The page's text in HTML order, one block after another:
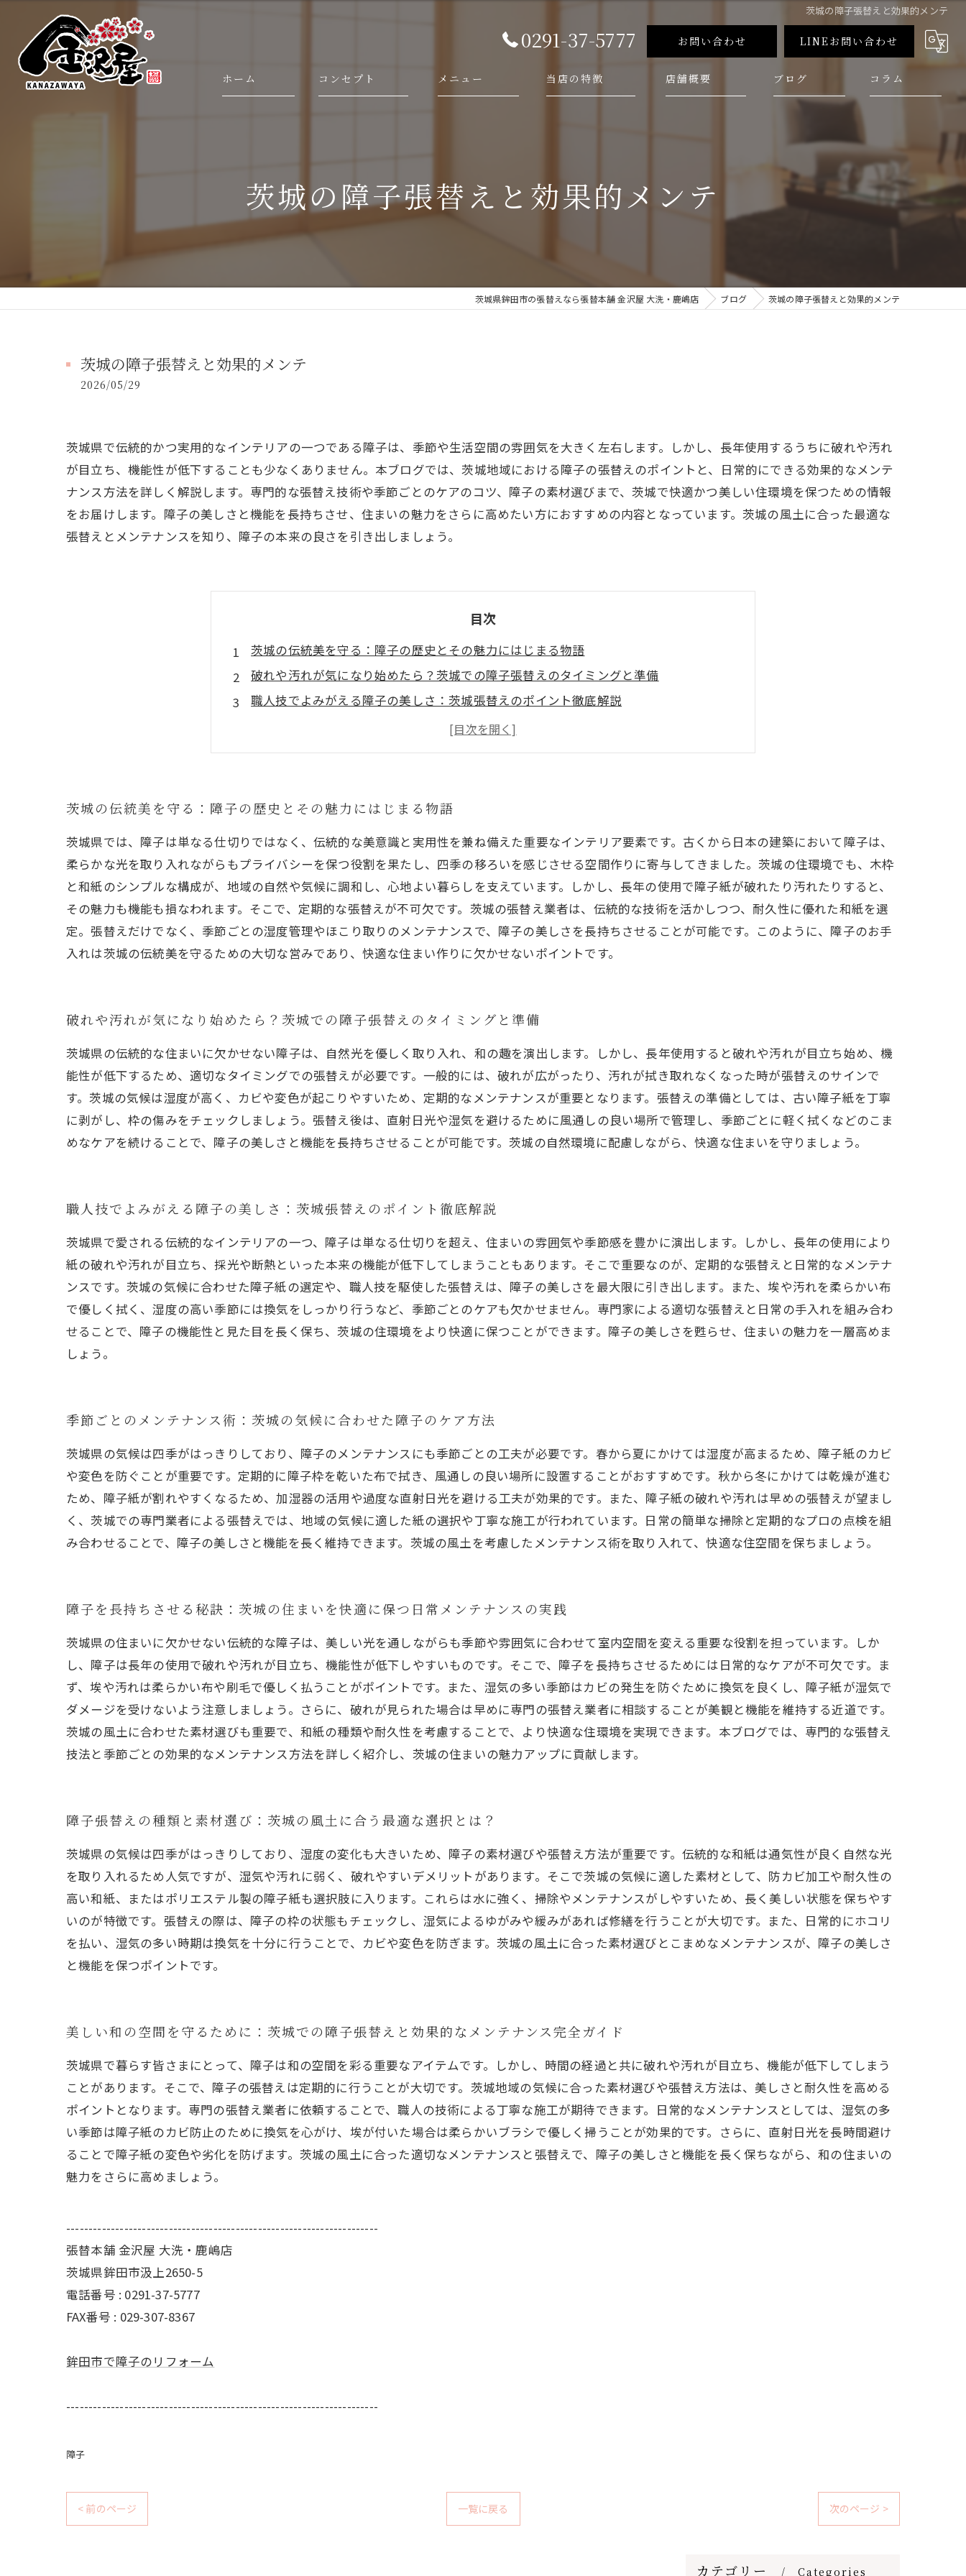
茨城の障子張替えと効果的メンテ
0291-37-5777 お問い合わせ LINEお問い合わせ
ホーム コンセプト メニュー 当店の特徴
畳
店舗概要 ブログ コラム
茨城の障子張替えと効果的メンテ
茨城県鉾田市の張替えなら張替本舗 金沢屋 大洗・鹿嶋店 ブログ 茨城の障子張替えと効果的メンテ
茨城の障子張替えと効果的メンテ
2026/05/29
茨城県で伝統的かつ実用的なインテリアの一つである障子は、季節や生活空間の雰囲気を大きく左右します。しかし、長年使用するうちに破れや汚れ
が目立ち、機能性が低下することも少なくありません。本ブログでは、茨城地域における障子の張替えのポイントと、日常的にできる効果的なメンテ
ナンス方法を詳しく解説します。専門的な張替え技術や季節ごとのケアのコツ、障子の素材選びまで、茨城で快適かつ美しい住環境を保つための情報
をお届けします。障子の美しさと機能を長持ちさせ、住まいの魅力をさらに高めたい方におすすめの内容となっています。茨城の風土に合った最適な
張替えとメンテナンスを知り、障子の本来の良さを引き出しましょう。
目次
茨城の伝統美を守る：障子の歴史とその魅力にはじまる物語
破れや汚れが気になり始めたら？茨城での障子張替えのタイミングと準備
職人技でよみがえる障子の美しさ：茨城張替えのポイント徹底解説
季節ごとのメンテナンス術：茨城の気候に合わせた障子のケア方法
障子を長持ちさせる秘訣：茨城の住まいを快適に保つ日常メンテナンスの実践
美しい和の空間を守るために：茨城での障子張替えと効果的なメンテナンス完全ガイド
茨城の伝統美を守る：障子の歴史とその魅力にはじまる物語
茨城県では、障子は単なる仕切りではなく、伝統的な美意識と実用性を兼ね備えた重要なインテリア要素です。古くから日本の建築において障子は、
柔らかな光を取り入れながらもプライバシーを保つ役割を果たし、四季の移ろいを感じさせる空間作りに寄与してきました。茨城の住環境でも、木枠
と和紙のシンプルな構成が、地域の自然や気候に調和し、心地よい暮らしを支えています。しかし、長年の使用で障子紙が破れたり汚れたりすると、
その魅力も機能も損なわれます。そこで、定期的な張替えが不可欠です。茨城の張替え業者は、伝統的な技術を活かしつつ、耐久性に優れた和紙を選
定。張替えだけでなく、季節ごとの湿度管理やほこり取りのメンテナンスで、障子の美しさを長持ちさせることが可能です。このように、障子のお手
入れは茨城の伝統美を守るための大切な営みであり、快適な住まい作りに欠かせないポイントです。
破れや汚れが気になり始めたら？茨城での障子張替えのタイミングと準備
茨城県の伝統的な住まいに欠かせない障子は、自然光を優しく取り入れ、和の趣を演出します。しかし、長年使用すると破れや汚れが目立ち始め、機
能性が低下するため、適切なタイミングでの張替えが必要です。一般的には、破れが広がったり、汚れが拭き取れなくなった時が張替えのサインで
す。茨城の気候は湿度が高く、カビや変色が起こりやすいため、定期的なメンテナンスが重要となります。張替えの準備としては、古い障子紙を丁寧
に剥がし、枠の傷みをチェックしましょう。張替え後は、直射日光や湿気を避けるために風通しの良い場所で管理し、季節ごとに軽く拭くなどのこま
めなケアを続けることで、障子の美しさと機能を長持ちさせることが可能です。茨城の自然環境に配慮しながら、快適な住まいを守りましょう。
職人技でよみがえる障子の美しさ：茨城張替えのポイント徹底解説
茨城県で愛される伝統的なインテリアの一つ、障子は単なる仕切りを超え、住まいの雰囲気や季節感を豊かに演出します。しかし、長年の使用により
紙の破れや汚れが目立ち、採光や断熱といった本来の機能が低下してしまうこともあります。そこで重要なのが、定期的な張替えと日常的なメンテナ
ンスです。茨城の気候に合わせた障子紙の選定や、職人技を駆使した張替えは、障子の美しさを最大限に引き出します。また、埃や汚れを柔らかい布
で優しく拭く、湿度の高い季節には換気をしっかり行うなど、季節ごとのケアも欠かせません。専門家による適切な張替えと日常の手入れを組み合わ
せることで、障子の機能性と見た目を長く保ち、茨城の住環境をより快適に保つことができます。障子の美しさを甦らせ、住まいの魅力を一層高めま
しょう。
季節ごとのメンテナンス術：茨城の気候に合わせた障子のケア方法
茨城県の気候は四季がはっきりしており、障子のメンテナンスにも季節ごとの工夫が必要です。春から夏にかけては湿度が高まるため、障子紙のカビ
や変色を防ぐことが重要です。定期的に障子枠を乾いた布で拭き、風通しの良い場所に設置することがおすすめです。秋から冬にかけては乾燥が進む
ため、障子紙が割れやすくなるため、加湿器の活用や過度な直射日光を避ける工夫が効果的です。また、障子紙の破れや汚れは早めの張替えが望まし
く、茨城での専門業者による張替えでは、地域の気候に適した紙の選択や丁寧な施工が行われています。日常の簡単な掃除と定期的なプロの点検を組
み合わせることで、障子の美しさと機能を長く維持できます。茨城の風土を考慮したメンテナンス術を取り入れて、快適な住空間を保ちましょう。
障子を長持ちさせる秘訣：茨城の住まいを快適に保つ日常メンテナンスの実践
茨城県の住まいに欠かせない伝統的な障子は、美しい光を通しながらも季節や雰囲気に合わせて室内空間を変える重要な役割を担っています。しか
し、障子は長年の使用で破れや汚れが目立ち、機能性が低下しやすいものです。そこで、障子を長持ちさせるためには日常的なケアが不可欠です。ま
ず、埃や汚れは柔らかい布や刷毛で優しく払うことがポイントです。また、湿気の多い季節はカビの発生を防ぐために換気を良くし、障子紙が湿気で
ダメージを受けないよう注意しましょう。さらに、破れが見られた場合は早めに専門の張替え業者に相談することが美観と機能を維持する近道です。
茨城の風土に合わせた素材選びも重要で、和紙の種類や耐久性を考慮することで、より快適な住環境を実現できます。本ブログでは、専門的な張替え
技法と季節ごとの効果的なメンテナンス方法を詳しく紹介し、茨城の住まいの魅力アップに貢献します。
障子張替えの種類と素材選び：茨城の風土に合う最適な選択とは？
茨城県の気候は四季がはっきりしており、湿度の変化も大きいため、障子の素材選びや張替え方法が重要です。伝統的な和紙は通気性が良く自然な光
を取り入れるため人気ですが、湿気や汚れに弱く、破れやすいデメリットがあります。そこで茨城の気候に適した素材として、防カビ加工や耐久性の
高い和紙、またはポリエステル製の障子紙も選択肢に入ります。これらは水に強く、掃除やメンテナンスがしやすいため、長く美しい状態を保ちやす
いのが特徴です。張替えの際は、障子の枠の状態もチェックし、湿気によるゆがみや緩みがあれば修繕を行うことが大切です。また、日常的にホコリ
を払い、湿気の多い時期は換気を十分に行うことで、カビや変色を防ぎます。茨城の風土に合った素材選びとこまめなメンテナンスが、障子の美しさ
と機能を保つポイントです。
美しい和の空間を守るために：茨城での障子張替えと効果的なメンテナンス完全ガイド
茨城県で暮らす皆さまにとって、障子は和の空間を彩る重要なアイテムです。しかし、時間の経過と共に破れや汚れが目立ち、機能が低下してしまう
ことがあります。そこで、障子の張替えは定期的に行うことが大切です。茨城地域の気候に合った素材選びや張替え方法は、美しさと耐久性を高める
ポイントとなります。専門の張替え業者に依頼することで、職人の技術による丁寧な施工が期待できます。日常的なメンテナンスとしては、湿気の多
い季節は障子紙のカビ防止のために換気を心がけ、埃が付いた場合は柔らかいブラシで優しく掃うことが効果的です。さらに、直射日光を長時間避け
ることで障子紙の変色や劣化を防げます。茨城の風土に合った適切なメンテナンスと張替えで、障子の美しさと機能を長く保ちながら、和の住まいの
魅力をさらに高めましょう。
----------------------------------------------------------------------
張替本舗 金沢屋 大洗・鹿嶋店
茨城県鉾田市汲上2650-5
電話番号 : 0291-37-5777
FAX番号 : 029-307-8367
鉾田市で障子のリフォーム
----------------------------------------------------------------------
障子
< 前のページ 一覧に戻る 次のページ >
カテゴリー Categories